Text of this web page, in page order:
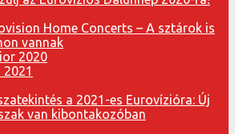
Home Concerts – A sztárok is
vannak
2020
a 2021-es Eurovízióra: Új
van kibontakozóban